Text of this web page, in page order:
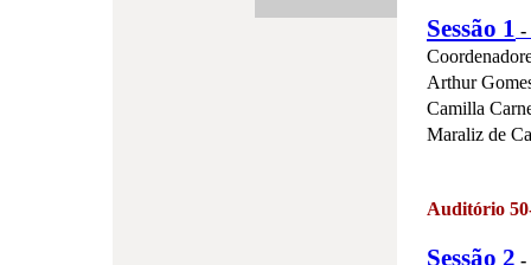
Sessão 1 -
Arthur
Camilla
Maraliz de
Auditório
Sessão 2 -